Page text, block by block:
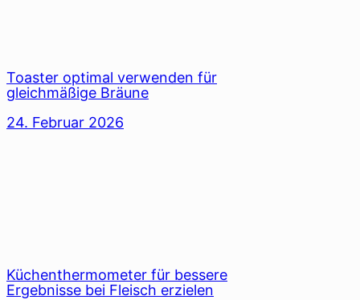
Toaster optimal verwenden für
gleichmäßige Bräune
24. Februar 2026
Küchenthermometer für bessere
Ergebnisse bei Fleisch erzielen